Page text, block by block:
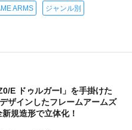
ARMS ジャンル別
E ドゥルガーI」を手掛けた
ザインしたフレームアームズ
規造形で立体化！